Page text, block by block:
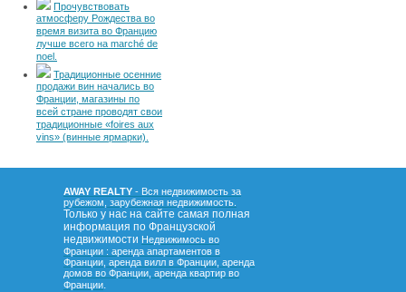
Прочувствовать
атмосферу Рождества во
время визита во Францию
лучше всего на marché de
noel.
Традиционные осенние
продажи вин начались во
Франции, магазины по
всей стране проводят свои
традиционные «foires aux
vins» (винные ярмарки).
AWAY REALTY - Вся недвижимость за
рубежом, зарубежная недвижимость.
Только у нас на сайте самая полная
информация по Французской
недвижимости Недвижимось во
Франции : аренда апартаментов в
Франции, аренда вилл в Франции, аренда
домов во Франции, аренда квартир во
Франции.